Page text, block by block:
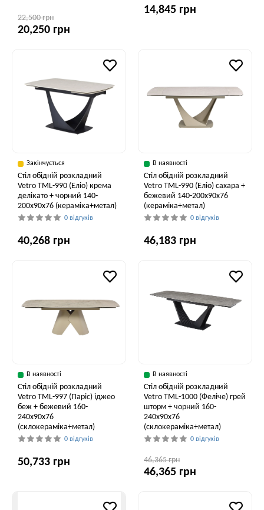
22,500 грн
20,250 грн
14,845 грн
Закінчується
Стіл обідній розкладний
Vetro TML-990 (Еліо) крема
делікато + чорний 140-
200x90x76 (кераміка+метал)
0 відгуків
40,268 грн
В наявності
Стіл обідній розкладний
Vetro ТМL-990 (Еліо) сахара +
бежевий 140-200x90x76
(кераміка+метал)
0 відгуків
46,183 грн
В наявності
Стіл обідній розкладний
Vetro ТМL-997 (Паріс) іджео
беж + бежевий 160-
240x90x76
(склокераміка+метал)
0 відгуків
50,733 грн
В наявності
Стіл обідній розкладний
Vetro ТМL-1000 (Феліче) грей
шторм + чорний 160-
240x90x76
(склокераміка+метал)
0 відгуків
46,365 грн
46,365 грн